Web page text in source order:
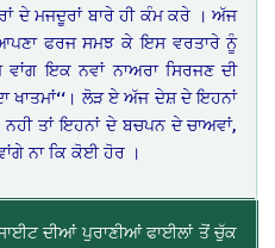
ਦੇ ਮਜਦੂਰਾਂ ਬਾਰੇ ਹੀ ਕੰਮ ਕਰੇ । ਅੱਜ
ਫਰਜ ਸਮਝ ਕੇ ਇਸ ਵਰਤਾਰੇ ਨੂੰ
ਇਕ ਨਵਾਂ ਨਾਅਰਾ ਸਿਰਜਣ ਦੀ
ਖਾਤਮਾਂ‘‘। ਲੋੜ ਏ ਅੱਜ ਦੇਸ਼ ਦੇ ਇਹਨਾਂ
ਤਾਂ ਇਹਨਾਂ ਦੇ ਬਚਪਨ ਦੇ ਚਾਅਵਾਂ,
ਨਾ ਕਿ ਕੋਈ ਹੋਰ ।
ਦੀਆਂ ਪੁਰਾਣੀਆਂ ਫਾਈਲਾਂ ਤੋਂ ਚੁੱਕ